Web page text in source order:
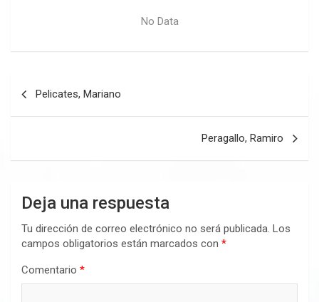
No Data
Pelicates, Mariano
Peragallo, Ramiro
Deja una respuesta
Tu dirección de correo electrónico no será publicada. Los
campos obligatorios están marcados con *
Comentario *